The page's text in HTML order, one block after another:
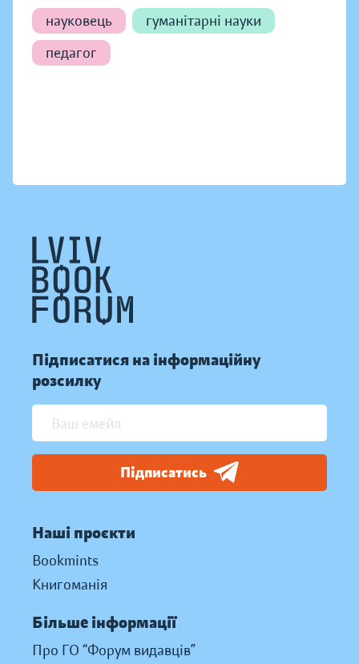
науковець
гуманітарні науки
педагог
Підписатися на інформаційну
розсилку
Підписатись
Наші проєкти
Bookmints
Книгоманія
Більше інформації
Про ГО “Форум видавців”